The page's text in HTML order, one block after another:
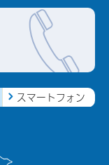
スマートフォン